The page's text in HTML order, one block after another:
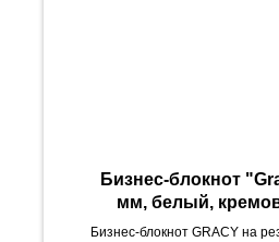
Бизнес-блокнот
мм, белый,
гибкая обложка, в
Бизнес-блокнот GRACY на